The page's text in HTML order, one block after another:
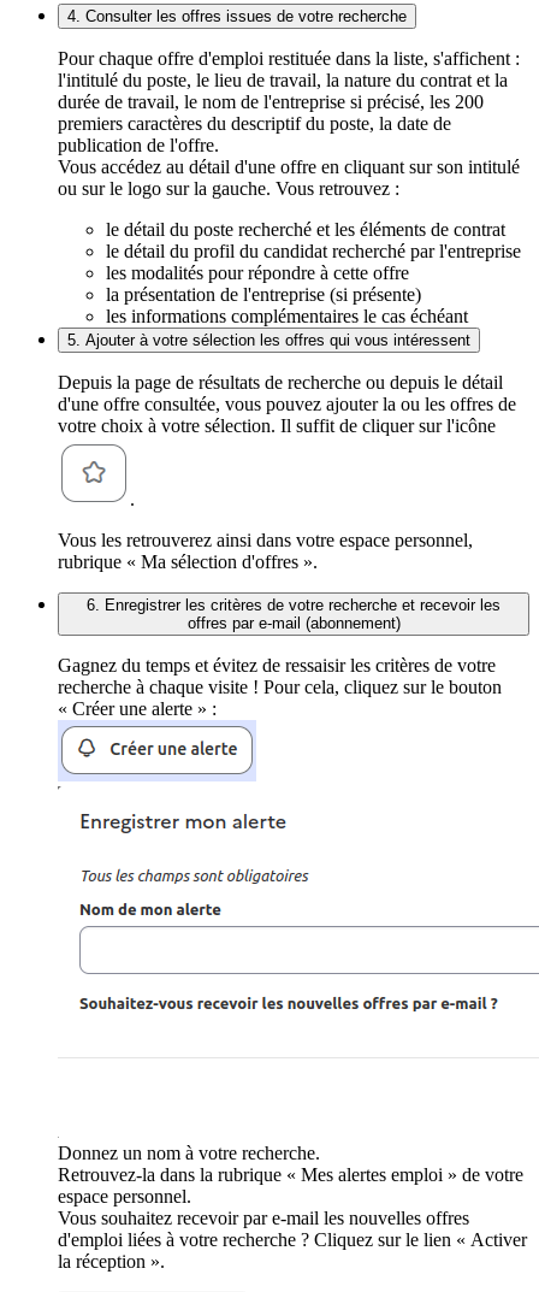
4. Consulter les offres issues de votre recherche
Pour chaque offre d'emploi restituée dans la liste, s'affichent :
l'intitulé du poste, le lieu de travail, la nature du contrat et la
durée de travail, le nom de l'entreprise si précisé, les 200
premiers caractères du descriptif du poste, la date de
publication de l'offre.
Vous accédez au détail d'une offre en cliquant sur son intitulé
ou sur le logo sur la gauche. Vous retrouvez :
le détail du poste recherché et les éléments de contrat
le détail du profil du candidat recherché par l'entreprise
les modalités pour répondre à cette offre
la présentation de l'entreprise (si présente)
les informations complémentaires le cas échéant
5. Ajouter à votre sélection les offres qui vous intéressent
Depuis la page de résultats de recherche ou depuis le détail
d'une offre consultée, vous pouvez ajouter la ou les offres de
votre choix à votre sélection. Il suffit de cliquer sur l'icône
.
Vous les retrouverez ainsi dans votre espace personnel,
rubrique « Ma sélection d'offres ».
6. Enregistrer les critères de votre recherche et recevoir les
offres par e-mail (abonnement)
Gagnez du temps et évitez de ressaisir les critères de votre
recherche à chaque visite ! Pour cela, cliquez sur le bouton
« Créer une alerte » :
Donnez un nom à votre recherche.
Retrouvez-la dans la rubrique « Mes alertes emploi » de votre
espace personnel.
Vous souhaitez recevoir par e-mail les nouvelles offres
d'emploi liées à votre recherche ? Cliquez sur le lien « Activer
la réception ».